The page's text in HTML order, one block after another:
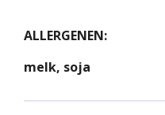
ALLERGENEN:
melk, soja